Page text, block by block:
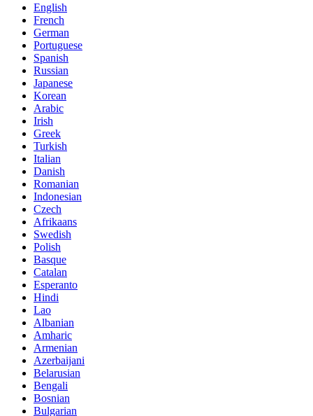
English
French
German
Portuguese
Spanish
Russian
Japanese
Korean
Arabic
Irish
Greek
Turkish
Italian
Danish
Romanian
Indonesian
Czech
Afrikaans
Swedish
Polish
Basque
Catalan
Esperanto
Hindi
Lao
Albanian
Amharic
Armenian
Azerbaijani
Belarusian
Bengali
Bosnian
Bulgarian